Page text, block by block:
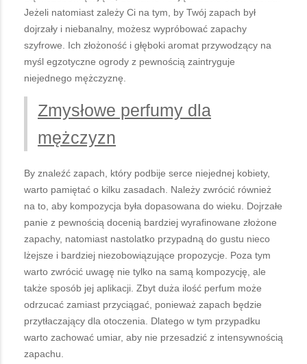
Jeżeli natomiast zależy Ci na tym, by Twój zapach był
dojrzały i niebanalny, możesz wypróbować zapachy
szyfrowe. Ich złożoność i głęboki aromat przywodzący na
myśl egzotyczne ogrody z pewnością zaintryguje
niejednego mężczyznę.
Zmysłowe perfumy dla
mężczyzn
By znaleźć zapach, który podbije serce niejednej kobiety,
warto pamiętać o kilku zasadach. Należy zwrócić również
na to, aby kompozycja była dopasowana do wieku. Dojrzałe
panie z pewnością docenią bardziej wyrafinowane złożone
zapachy, natomiast nastolatko przypadną do gustu nieco
lżejsze i bardziej niezobowiązujące propozycje. Poza tym
warto zwrócić uwagę nie tylko na samą kompozycję, ale
także sposób jej aplikacji. Zbyt duża ilość perfum może
odrzucać zamiast przyciągać, ponieważ zapach będzie
przytłaczający dla otoczenia. Dlatego w tym przypadku
warto zachować umiar, aby nie przesadzić z intensywnością
zapachu.